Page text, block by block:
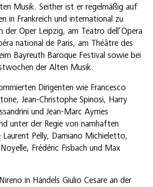
Musik. Seither ist er regelmäßig auf
in Frankreich und international zu
der Oper Leipzig, am Teatro dell’Opera
national de Paris, am Théâtre des
Bayreuth Baroque Festival sowie bei
der Alten Musik.
Dirigenten wie Francesco
Jean-Christophe Spinosi, Harry
und Jean-Marc Aymes
unter der Regie von namhaften
Laurent Pelly, Damiano Michieletto,
Frédéric Fisbach und Max
in Händels Giulio Cesare an der